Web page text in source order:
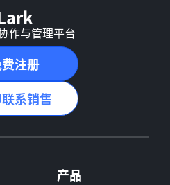
作与管理平台
注册
系销售
产品